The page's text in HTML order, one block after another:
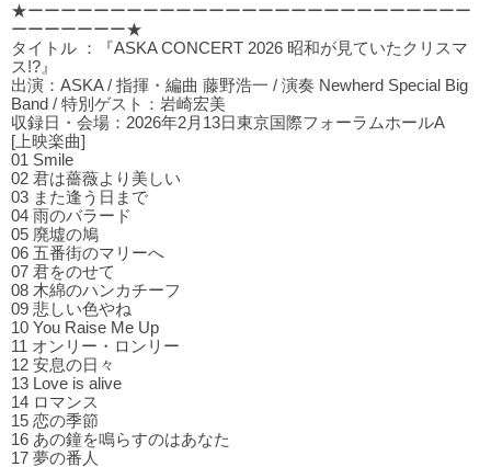
★ーーーーーーーーーーーーーーーーーーーーーーーーーーー
ーーーーーーー★
タイトル ：『ASKA CONCERT 2026 昭和が見ていたクリスマ
ス!?』
出演：ASKA / 指揮・編曲 藤野浩一 / 演奏 Newherd Special Big
Band / 特別ゲスト：岩崎宏美
収録日・会場：2026年2月13日東京国際フォーラムホールA
[上映楽曲]
01 Smile
02 君は薔薇より美しい
03 また逢う⽇まで
04 ⾬のバラード
05 廃墟の鳩
06 五番街のマリーへ
07 君をのせて
08 木綿のハンカチーフ
09 悲しい⾊やね
10 You Raise Me Up
11 オンリー・ロンリー
12 安息の⽇々
13 Love is alive
14 ロマンス
15 恋の季節
16 あの鐘を鳴らすのはあなた
17 夢の番⼈